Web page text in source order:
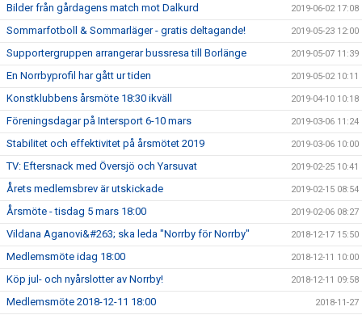
Bilder från gårdagens match mot Dalkurd 2019-06-02 17:08
Sommarfotboll & Sommarläger - gratis deltagande! 2019-05-23 12:00
Supportergruppen arrangerar bussresa till Borlänge 2019-05-07 11:39
En Norrbyprofil har gått ur tiden 2019-05-02 10:11
Konstklubbens årsmöte 18:30 ikväll 2019-04-10 10:18
Föreningsdagar på Intersport 6-10 mars 2019-03-06 11:24
Stabilitet och effektivitet på årsmötet 2019 2019-03-06 10:00
TV: Eftersnack med Översjö och Yarsuvat 2019-02-25 10:41
Årets medlemsbrev är utskickade 2019-02-15 08:54
Årsmöte - tisdag 5 mars 18:00 2019-02-06 08:27
Vildana Aganovi&#263; ska leda "Norrby för Norrby" 2018-12-17 15:50
Medlemsmöte idag 18:00 2018-12-11 10:00
Köp jul- och nyårslotter av Norrby! 2018-12-11 09:58
Medlemsmöte 2018-12-11 18:00 2018-11-27